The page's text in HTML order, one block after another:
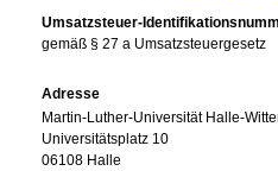
Umsatzsteuer-
gemäß § 27 a Umsatzsteuergesetz
Adresse
Martin-Luther-Universität Halle-
Universitätsplatz 10
06108 Halle